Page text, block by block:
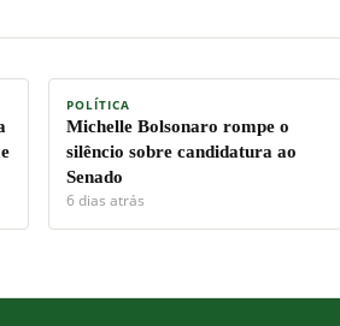
POLÍTICA
Michelle Bolsonaro rompe o
silêncio sobre candidatura ao
Senado
6 dias atrás